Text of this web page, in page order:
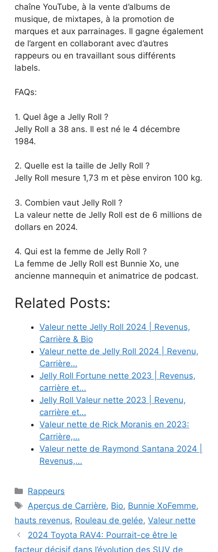
chaîne YouTube, à la vente d’albums de
musique, de mixtapes, à la promotion de
marques et aux parrainages. Il gagne également
de l’argent en collaborant avec d’autres
rappeurs ou en travaillant sous différents
labels.
FAQs:
1. Quel âge a Jelly Roll ?
Jelly Roll a 38 ans. Il est né le 4 décembre
1984.
2. Quelle est la taille de Jelly Roll ?
Jelly Roll mesure 1,73 m et pèse environ 100 kg.
3. Combien vaut Jelly Roll ?
La valeur nette de Jelly Roll est de 6 millions de
dollars en 2024.
4. Qui est la femme de Jelly Roll ?
La femme de Jelly Roll est Bunnie Xo, une
ancienne mannequin et animatrice de podcast.
Related Posts:
Valeur nette Jelly Roll 2024 | Revenus,
Carrière & Bio
Valeur nette de Jelly Roll 2024 | Revenu,
Carrière…
Jelly Roll Fortune nette 2023 | Revenus,
carrière et…
Jelly Roll Valeur nette 2023 | Revenu,
carrière et…
Valeur nette de Rick Moranis en 2023:
Carrière,…
Valeur nette de Raymond Santana 2024 |
Revenus,…
Categories
Rappeurs
Tags
Aperçus de Carrière, Bio, Bunnie XoFemme,
hauts revenus, Rouleau de gelée, Valeur nette
2024 Toyota RAV4: Pourrait-ce être le
facteur décisif dans l’évolution des SUV de